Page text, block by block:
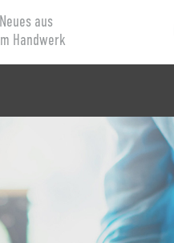
Neues aus
Handwerk